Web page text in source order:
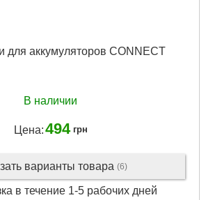
для аккумуляторов CONNECT
В наличии
Цена:494 грн
варианты товара (6)
в течение 1-5 рабочих дней